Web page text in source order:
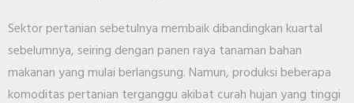
Sektor pertanian sebetulnya membaik dibandingkan kuartal
sebelumnya, seiring dengan panen raya tanaman bahan
makanan yang mulai berlangsung. Namun, produksi beberapa
komoditas pertanian terganggu akibat curah hujan yang tinggi